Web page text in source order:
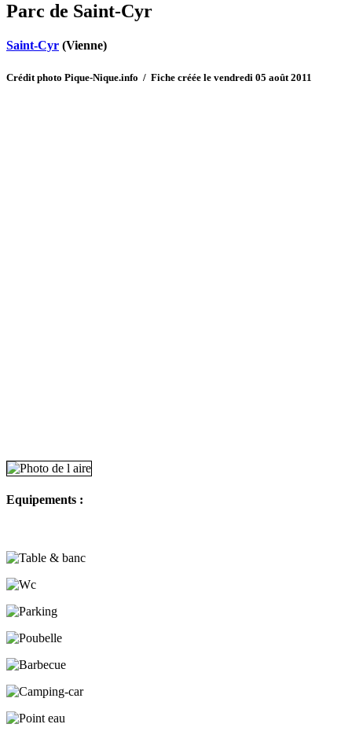
Parc de Saint-Cyr
Saint-Cyr (Vienne)
Crédit photo Pique-Nique.info / Fiche créée le vendredi 05 août 2011
Equipements :